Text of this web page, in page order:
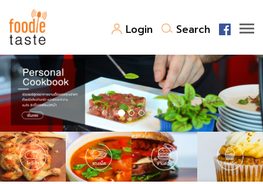
Login Search
สูตรอาหาร
สูตรอาหารล่าสุด
Top Foodie
พาไปชิม
สารพันก้นครัว
เคล็ดลับน่ารู้
FoodPedia